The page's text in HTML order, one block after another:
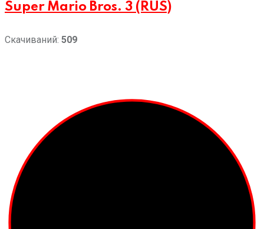
Super Mario Bros. 3 (RUS)
Скачиваний: 509